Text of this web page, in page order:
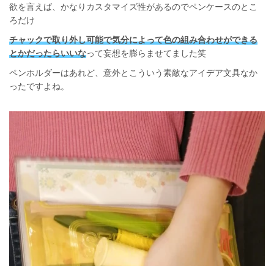
欲を言えば、かなりカスタマイズ性があるのでペンケースのとこ
ろだけ
チャックで取り外し可能で気分によって色の組み合わせができる
とかだったらいいなって妄想を膨らませてました笑
ペンホルダーはあれど、意外とこういう素敵なアイデア文具なか
ったですよね。